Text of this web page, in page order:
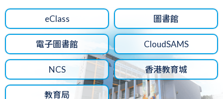
eClass 圖書館
電子圖書館 CloudSAMS
NCS 香港教育城
教育局